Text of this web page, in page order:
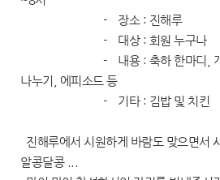
- 장소 : 진해루
- 대상 : 회원 누구나
- 내용 : 축하 한마디, 개
나누기, 에피소드 등
- 기타 : 김밥 및 치킨
진해루에서 시원하게 바람도 맞으면서
알콩달콩 ...